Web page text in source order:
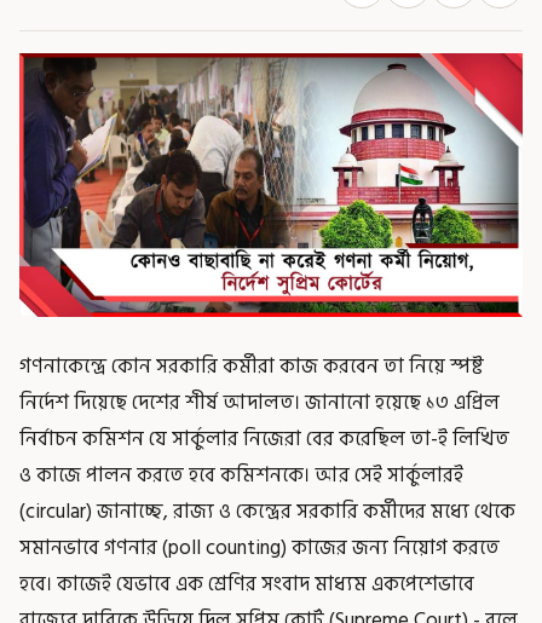
গণনাকেন্দ্রে কোন সরকারি কর্মীরা কাজ করবেন তা নিয়ে স্পষ্ট
নির্দেশ দিয়েছে দেশের শীর্ষ আদালত। জানানো হয়েছে ১৩ এপ্রিল
নির্বাচন কমিশন যে সার্কুলার নিজেরা বের করেছিল তা-ই লিখিত
ও কাজে পালন করতে হবে কমিশনকে। আর সেই সার্কুলারই
(circular) জানাচ্ছে, রাজ্য ও কেন্দ্রের সরকারি কর্মীদের মধ্যে থেকে
সমানভাবে গণনার (poll counting) কাজের জন্য নিয়োগ করতে
হবে। কাজেই যেভাবে এক শ্রেণির সংবাদ মাধ্যম একপেশেভাবে